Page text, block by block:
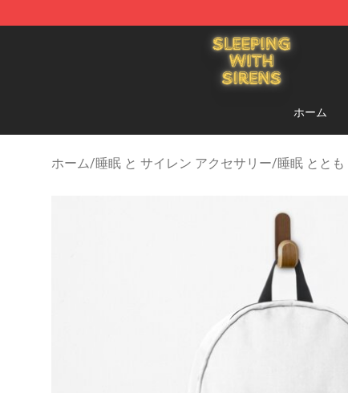
Sleeping With Sirens Store - Official Sleeping With
ホーム
ホーム/睡眠 と サイレン アクセサリー/睡眠 とと